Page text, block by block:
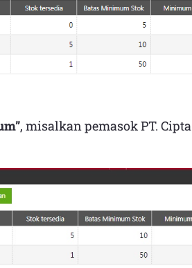
, misalkan pemasok PT. Cipta